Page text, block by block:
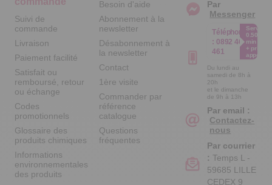
Suivi de
commande
Livraison
Paiement facilité
Satisfait ou
remboursé, retour
ou échange
Codes
promotionnels
Glossaire des
produits chimiques
Informations
environnementales
des produits
Besoin d'aide
Abonnement à la
newsletter
Désabonnement à
la newsletter
Contact
1ère visite
Commander par
référence
catalogue
Questions
fréquentes
Par
Messenger
Téléphone
: 0892 461
461
Service
0.50€ /
min
+ prix
appel
Du lundi au
samedi de 8h à
20h
et le dimanche
de 9h à 13h
Par email :
Contactez-
nous
Par courrier
: Temps L -
59685 LILLE
CEDEX 9